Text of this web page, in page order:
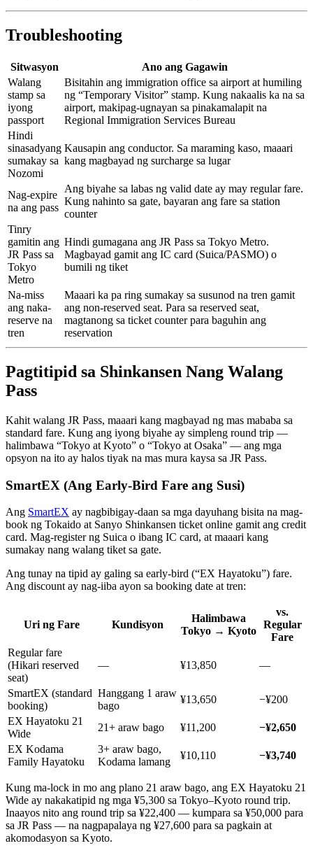
Troubleshooting
Sitwasyon
Ano ang Gagawin
Walang
stamp sa
iyong
passport
Bisitahin ang immigration office sa airport at humiling
ng “Temporary Visitor” stamp. Kung nakaalis ka na sa
airport, makipag-ugnayan sa pinakamalapit na
Regional Immigration Services Bureau
Hindi
sinasadyang
sumakay sa
Nozomi
Kausapin ang conductor. Sa maraming kaso, maaari
kang magbayad ng surcharge sa lugar
Nag-expire
na ang pass
Ang biyahe sa labas ng valid date ay may regular fare.
Kung nahinto sa gate, bayaran ang fare sa station
counter
Tinry
gamitin ang
JR Pass sa
Tokyo
Metro
Hindi gumagana ang JR Pass sa Tokyo Metro.
Magbayad gamit ang IC card (Suica/PASMO) o
bumili ng tiket
Na-miss
ang naka-
reserve na
tren
Maaari ka pa ring sumakay sa susunod na tren gamit
ang non-reserved seat. Para sa reserved seat,
magtanong sa ticket counter para baguhin ang
reservation
Pagtitipid sa Shinkansen Nang Walang
Pass
Kahit walang JR Pass, maaari kang magbayad ng mas mababa sa
standard fare. Kung ang iyong biyahe ay simpleng round trip —
halimbawa “Tokyo at Kyoto” o “Tokyo at Osaka” — ang mga
opsyon na ito ay halos tiyak na mas mura kaysa sa JR Pass.
SmartEX (Ang Early-Bird Fare ang Susi)
Ang SmartEX ay nagbibigay-daan sa mga dayuhang bisita na mag-
book ng Tokaido at Sanyo Shinkansen ticket online gamit ang credit
card. Mag-register ng Suica o ibang IC card, at maaari kang
sumakay nang walang tiket sa gate.
Ang tunay na tipid ay galing sa early-bird (“EX Hayatoku”) fare.
Ang discount ay nag-iiba ayon sa booking date at tren:
Uri ng Fare Kundisyon
Halimbawa
Tokyo → Kyoto
vs.
Regular
Fare
Regular fare
(Hikari reserved
seat)
— ¥13,850 —
SmartEX (standard
booking)
Hanggang 1 araw
bago
¥13,650
−¥200
EX Hayatoku 21
Wide
21+ araw bago ¥11,200
−¥2,650
EX Kodama
Family Hayatoku
3+ araw bago,
Kodama lamang
¥10,110 −¥3,740
Kung ma-lock in mo ang plano 21 araw bago, ang EX Hayatoku 21
Wide ay nakakatipid ng mga ¥5,300 sa Tokyo–Kyoto round trip.
Inaayos nito ang round trip sa ¥22,400 — kumpara sa ¥50,000 para
sa JR Pass — na nagpapalaya ng ¥27,600 para sa pagkain at
akomodasyon sa Kyoto.